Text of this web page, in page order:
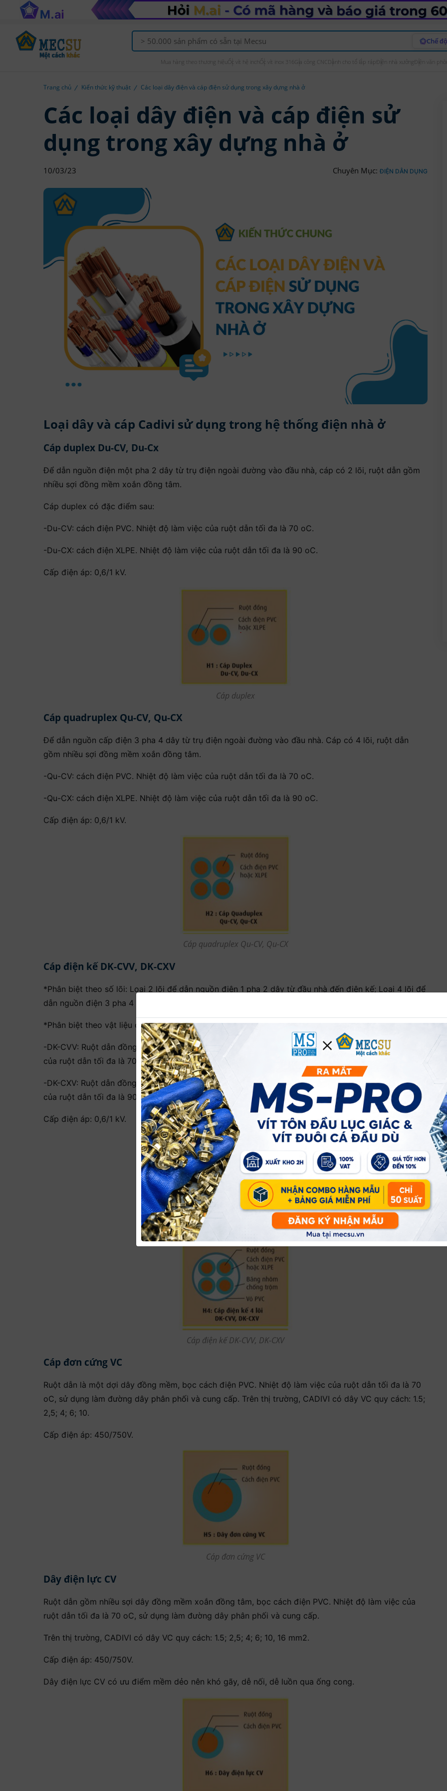
Chế
Mua hàng theo thương hiệu Ốc vít hệ inch Ốc vít inox 316 Gia công CNC Dành cho tổ lắp ráp Điện nhà xưởngĐiện văn
Trang chủ Kiến thức kỹ thuật Các loại dây điện và cáp điện sử dụng trong xây dựng nhà ở
Các loại dây điện và cáp điện sử
dụng trong xây dựng nhà ở
10/03/23 Chuyên Mục:ĐIỆN DÂN DỤNG
Loại dây và cáp Cadivi sử dụng trong hệ thống điện nhà ở
Cáp duplex Du-CV, Du-Cx
Để dẫn nguồn điện một pha 2 dây từ trụ điện ngoài đường vào đầu nhà, cáp có 2 lõi, ruột dẫn gồm
nhiều sợi đồng mềm xoắn đồng tâm.
Cáp duplex có đặc điểm sau:
-Du-CV: cách điện PVC. Nhiệt độ làm việc của ruột dẫn tối đa là 70 oC.
-Du-CX: cách điện XLPE. Nhiệt độ làm việc của ruột dẫn tối đa là 90 oC.
Cấp điện áp: 0,6/1 kV.
Cáp duplex
Cáp quadruplex Qu-CV, Qu-CX
Để dẫn nguồn cấp điện 3 pha 4 dây từ trụ điện ngoài đường vào đầu nhà. Cáp có 4 lõi, ruột dẫn
gồm nhiều sợi đồng mềm xoắn đồng tâm.
-Qu-CV: cách điện PVC. Nhiệt độ làm việc của ruột dẫn tối đa là 70 oC.
-Qu-CX: cách điện XLPE. Nhiệt độ làm việc của ruột dẫn tối đa là 90 oC.
Cấp điện áp: 0,6/1 kV.
Cáp quadruplex Qu-CV, Qu-CX
Cáp điện kế DK-CVV, DK-CXV
*Phân biệt theo số lõi: Loại 2 lõi để dẫn nguồn điện 1 pha 2 dây từ đầu nhà đến điện kế; Loại 4 lõi để
dẫn nguồn điện 3 pha 4 dây từ đầu nhà đến điện kế.
*Phân biệt theo vật liệu cách điện:
-DK-CVV: Ruột dẫn đồng, cách điện PVC, có băng nhôm chống trộm điện, vỏ PVC. Nhiệt độ làm việc
của ruột dẫn tối đa là 70 oC.
-DK-CXV: Ruột dẫn đồng, cách điện XLPE, có băng nhôm chống trộm điện, vỏ PVC. Nhiệt độ làm việc
của ruột dẫn tối đa là 90 oC.
Cấp điện áp: 0,6/1 kV.
Cáp điện kế DK-CVV, DK-CXV
Cáp đơn cứng VC
Ruột dẫn là một dợi dây đồng mềm, bọc cách điện PVC. Nhiệt độ làm việc của ruột dẫn tối đa là 70
oC, sử dụng làm đường dây phân phối và cung cấp. Trên thị trường, CADIVI có dây VC quy cách: 1.5;
2,5; 4; 6; 10.
Cấp điện áp: 450/750V.
Cáp đơn cứng VC
Dây điện lực CV
Ruột dẫn gồm nhiều sợi dây đồng mềm xoắn đồng tâm, bọc cách điện PVC. Nhiệt độ làm việc của
ruột dẫn tối đa là 70 oC, sử dụng làm đường dây phân phối và cung cấp.
Trên thị trường, CADIVI có dây VC quy cách: 1.5; 2,5; 4; 6; 10, 16 mm2.
Cấp điện áp: 450/750V.
Dây điện lực CV có ưu điểm mềm dẻo nên khó gãy, dễ nối, dễ luồn qua ống cong.